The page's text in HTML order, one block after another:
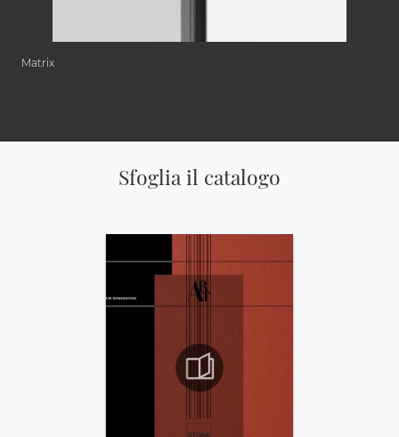
Matrix
Sfoglia il catalogo